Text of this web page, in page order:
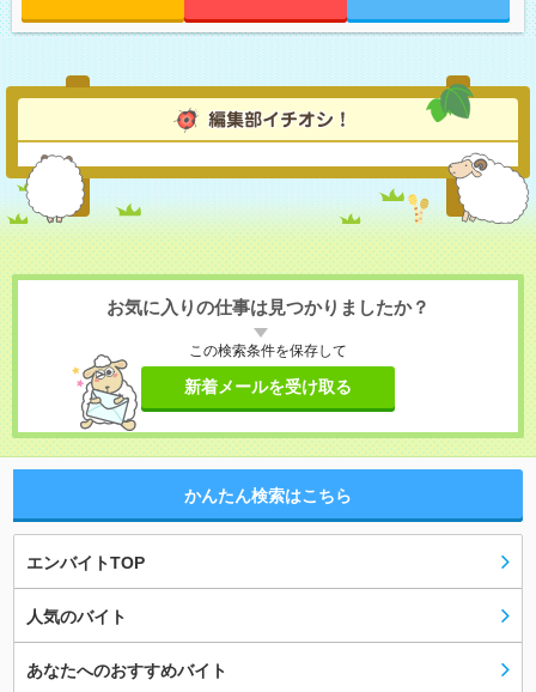
お気に入りの仕事は見つかりましたか？
この検索条件を保存して
新着メールを受け取る
かんたん検索はこちら
エンバイトTOP
人気のバイト
あなたへのおすすめバイト